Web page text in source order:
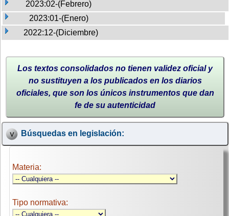
2023:02-(Febrero)
2023:01-(Enero)
2022:12-(Diciembre)
Los textos consolidados no tienen validez oficial y
no sustituyen a los publicados en los diarios
oficiales, que son los únicos instrumentos que dan
fe de su autenticidad
Búsquedas en legislación:
Materia:
Tipo normativa: